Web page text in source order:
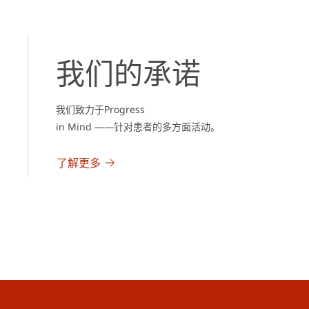
我们的承诺
我们致力于Progress
in Mind ——针对患者的多方面活动。
了解更多